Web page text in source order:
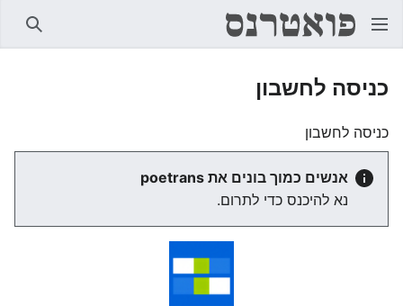
כניסה לחשבון
כניסה לחשבון
אנשים כמוך בונים את poetrans
נא להיכנס כדי לתרום.